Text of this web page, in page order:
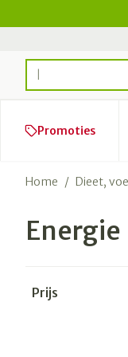
Product, merk,
Promoties
Home / Dieet,
Energie
Prijs